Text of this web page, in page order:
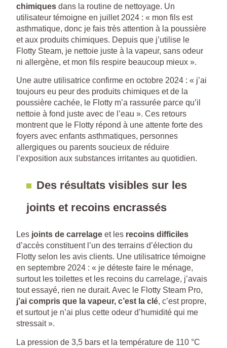
chimiques dans la routine de nettoyage. Un
utilisateur témoigne en juillet 2024 : « mon fils est
asthmatique, donc je fais très attention à la poussière
et aux produits chimiques. Depuis que j’utilise le
Flotty Steam, je nettoie juste à la vapeur, sans odeur
ni allergène, et mon fils respire beaucoup mieux ».
Une autre utilisatrice confirme en octobre 2024 : « j’ai
toujours eu peur des produits chimiques et de la
poussière cachée, le Flotty m’a rassurée parce qu’il
nettoie à fond juste avec de l’eau ». Ces retours
montrent que le Flotty répond à une attente forte des
foyers avec enfants asthmatiques, personnes
allergiques ou parents soucieux de réduire
l’exposition aux substances irritantes au quotidien.
Des résultats visibles sur les
joints et recoins encrassés
Les joints de carrelage et les recoins difficiles
d’accès constituent l’un des terrains d’élection du
Flotty selon les avis clients. Une utilisatrice témoigne
en septembre 2024 : « je déteste faire le ménage,
surtout les toilettes et les recoins du carrelage, j’avais
tout essayé, rien ne durait. Avec le Flotty Steam Pro,
j’ai compris que la vapeur, c’est la clé, c’est propre,
et surtout je n’ai plus cette odeur d’humidité qui me
stressait ».
La pression de 3,5 bars et la température de 110 °C